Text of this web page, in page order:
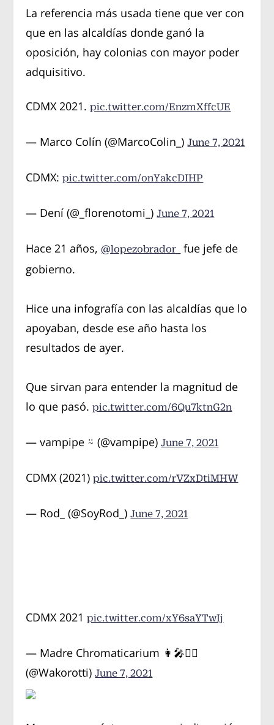
La referencia más usada tiene que ver con
que en las alcaldías donde ganó la
oposición, hay colonias con mayor poder
adquisitivo.
CDMX 2021.pic.twitter.com/EnzmXffcUE
— Marco Colín (@MarcoColin_)June 7, 2021
CDMX:pic.twitter.com/onYakcDIHP
— Dení (@_florenotomi_)June 7, 2021
Hace 21 años,@lopezobrador_
fue jefe de
gobierno.
Hice una infografía con las alcaldías que lo
apoyaban, desde ese año hasta los
resultados de ayer.
Que sirvan para entender la magnitud de
lo que pasó.pic.twitter.com/6Qu7ktnG2n
— vampipe ⍨ (@vampipe)June 7, 2021
CDMX (2021)pic.twitter.com/rVZxDtiMHW
— Rod_ (@SoyRod_)June 7, 2021
CDMX 2021pic.twitter.com/xY6saYTwIj
— Madre Chromaticarium 👩‍🎤🧙‍♀️
(@Wakorotti)June 7, 2021